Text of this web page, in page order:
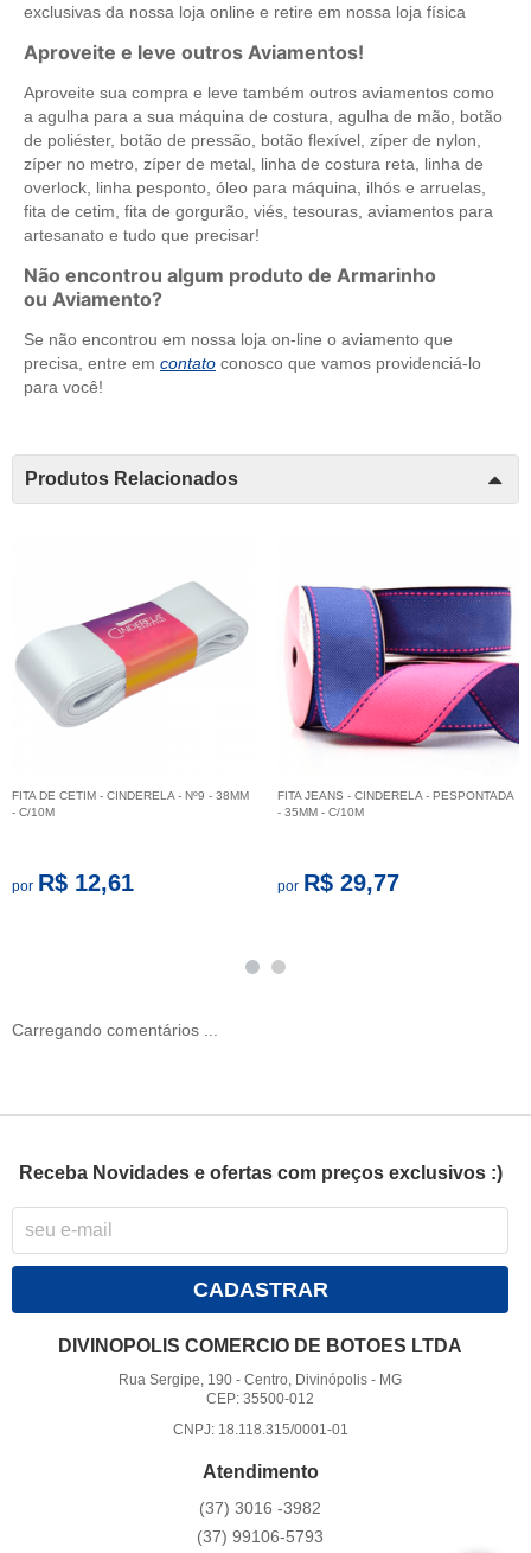
exclusivas da nossa loja online e retire em nossa loja física
Aproveite e leve outros Aviamentos!
Aproveite sua compra e leve também outros aviamentos como
a agulha para a sua máquina de costura, agulha de mão, botão
de poliéster, botão de pressão, botão flexível, zíper de nylon,
zíper no metro, zíper de metal, linha de costura reta, linha de
overlock, linha pesponto, óleo para máquina, ilhós e arruelas,
fita de cetim, fita de gorgurão, viés, tesouras, aviamentos para
artesanato e tudo que precisar!
Não encontrou algum produto de Armarinho
ou Aviamento?
Se não encontrou em nossa loja on-line o aviamento que
precisa, entre em contato conosco que vamos providenciá-lo
para você!
Produtos Relacionados
FITA DE CETIM - CINDERELA - Nº9 - 38MM
- C/10M
por R$ 12,61
FITA JEANS - CINDERELA - PESPONTADA
- 35MM - C/10M
por R$ 29,77
Carregando comentários ...
Receba Novidades e ofertas com preços exclusivos :)
CADASTRAR
DIVINOPOLIS COMERCIO DE BOTOES LTDA
Rua Sergipe, 190 -Centro, Divinópolis - MG
CEP: 35500-012
CNPJ: 18.118.315/0001-01
Atendimento
(37) 3016 -3982
(37) 99106-5793